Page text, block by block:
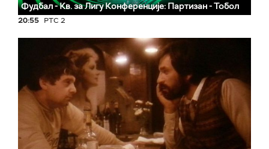
Фудбал - Кв. за Лигу Конференције: Партизан - Тобол
20:55 РТС 2